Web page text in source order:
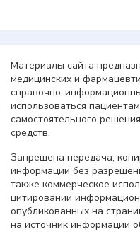
Материалы сайта
медицинских и
справочно-
использоваться
самостоятельного
средств.
Запрещена передача,
информации без
также коммерческое
цитировании
опубликованных на
на источник информации